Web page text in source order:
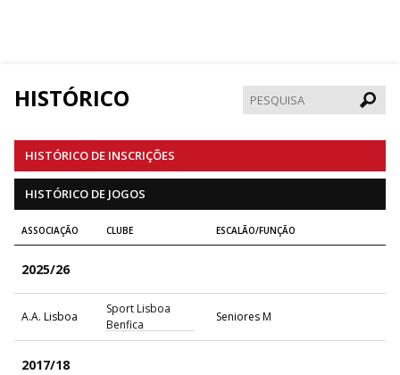
HISTÓRICO
HISTÓRICO DE INSCRIÇÕES
HISTÓRICO DE JOGOS
ASSOCIAÇÃO CLUBE ESCALÃO/FUNÇÃO
2025/26
A.A. Lisboa
Sport Lisboa
Benfica
Seniores M
2017/18